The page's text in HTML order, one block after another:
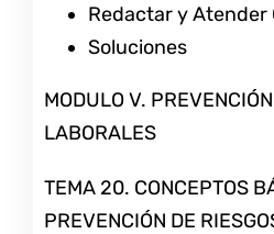
Redactar y Atender
Soluciones
MODULO V.
LABORALES
TEMA 20. CONCEPTOS
PREVENCIÓN DE